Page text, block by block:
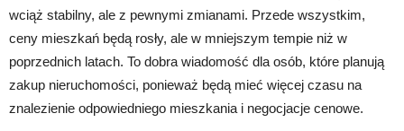
wciąż stabilny, ale z pewnymi zmianami. Przede wszystkim,
ceny mieszkań będą rosły, ale w mniejszym tempie niż w
poprzednich latach. To dobra wiadomość dla osób, które planują
zakup nieruchomości, ponieważ będą mieć więcej czasu na
znalezienie odpowiedniego mieszkania i negocjacje cenowe.